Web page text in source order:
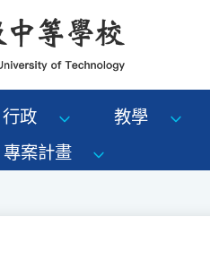
行政 教學
專案計畫